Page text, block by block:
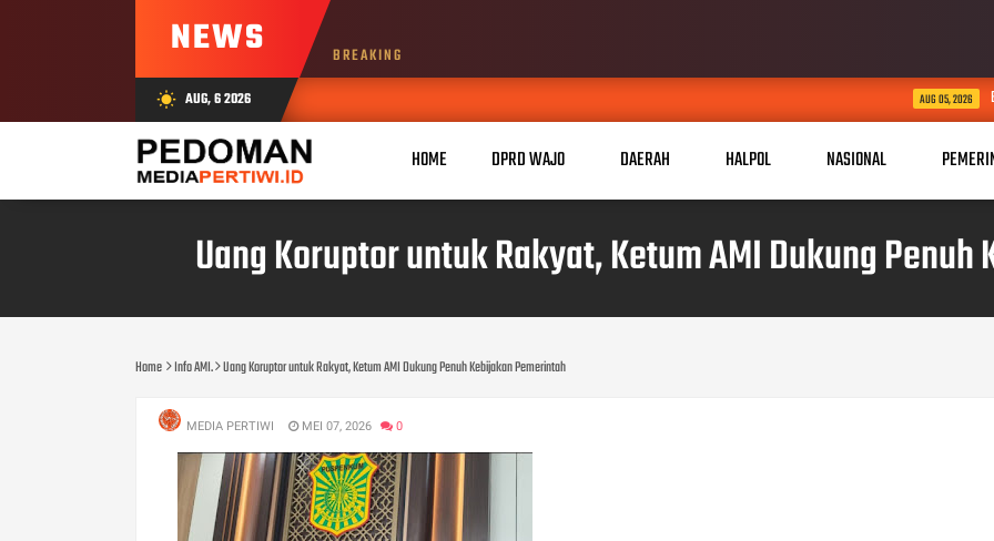
NEWS BREAKING
wb_sunny AUG, 6 2026 Bersama Rakyat TNI
HOME DPRD WAJO DAERAH HALPOL NASIONAL
Uang Koruptor untuk Rakyat, Ketum AMI Dukung
Home Info AMI. Uang Koruptor untuk Rakyat, Ketum AMI Dukung Penuh Kebijakan Pemerintah
MEDIA PERTIWI MEI 07, 2026 0